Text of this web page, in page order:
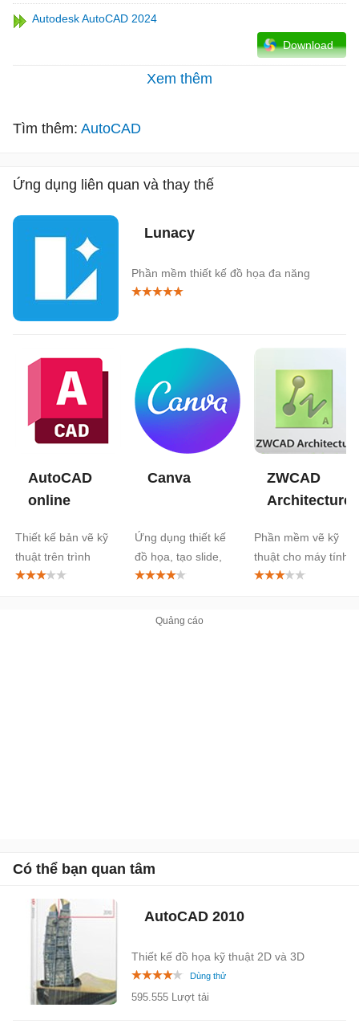
Autodesk AutoCAD 2024
Download
Xem thêm
Tìm thêm: AutoCAD
Ứng dụng liên quan và thay thế
Lunacy
Phần mềm thiết kế đồ họa đa năng
AutoCAD
online
Thiết kế bản vẽ kỹ
thuật trên trình
duyệt
Canva
Ứng dụng thiết kế
đồ họa, tạo slide,
tạo video chuyên
ZWCAD
Architecture
Phần mềm vẽ kỹ
thuật cho máy tính
Có thể bạn quan tâm
AutoCAD 2010
Thiết kế đồ họa kỹ thuật 2D và 3D
595.555 Lượt tải